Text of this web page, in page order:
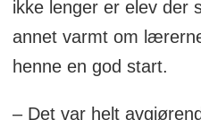
ikke lenger er elev der
annet varmt om
henne en god start.
– Det var helt